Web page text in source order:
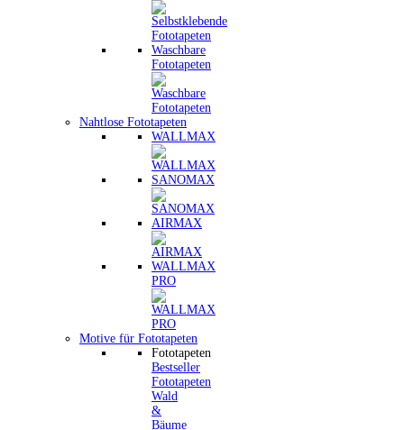
Waschbare
Fototapeten
Nahtlose Fototapeten
WALLMAX
SANOMAX
AIRMAX
WALLMAX
PRO
Motive für Fototapeten
Fototapeten
Bestseller
Fototapeten
Wald
&
Bäume